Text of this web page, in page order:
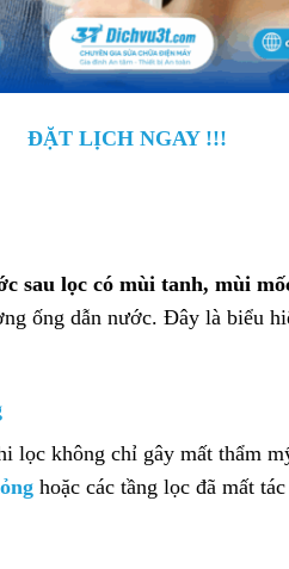
ĐẶT LỊCH NGAY !!!
sau lọc có mùi tanh, mùi
ống dẫn nước. Đây là biểu
lọc không chỉ gây mất thẩm
hoặc các tầng lọc đã mất